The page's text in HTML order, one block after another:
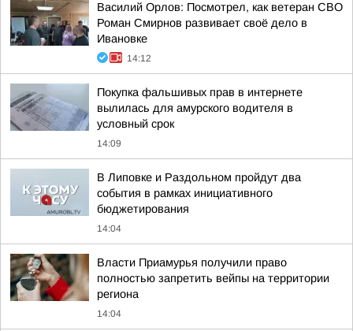
Василий Орлов: Посмотрел, как ветеран СВО
Роман Смирнов развивает своё дело в
Ивановке
14:12
Покупка фальшивых прав в интернете
вылилась для амурского водителя в
условный срок
14:09
В Липовке и Раздольном пройдут два
события в рамках инициативного
бюджетирования
14:04
Власти Приамурья получили право
полностью запретить вейпы на территории
региона
14:04